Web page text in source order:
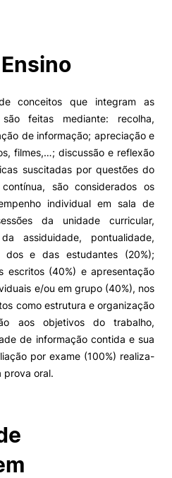
©2026 Instituto Politécnico de
conceitos que integram as
feitas mediante: recolha,
de informação; apreciação e
filmes,…; discussão e reflexão
suscitadas por questões do
são considerados os
individual em sala de
da unidade curricular,
assiduidade, pontualidade,
dos e das estudantes (20%);
escritos (40%) e apresentação
e/ou em grupo (40%), nos
como estrutura e organização
aos objetivos do trabalho,
de informação contida e sua
por exame (100%) realiza-
prova oral.